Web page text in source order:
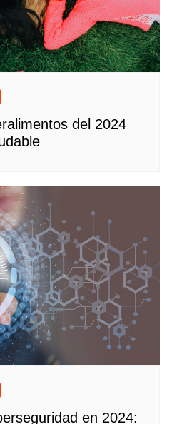
del 2024
en 2024: